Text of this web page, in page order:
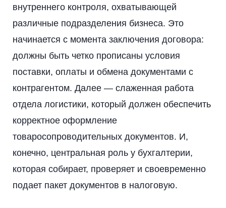
внутреннего контроля, охватывающей
различные подразделения бизнеса. Это
начинается с момента заключения договора:
должны быть четко прописаны условия
поставки, оплаты и обмена документами с
контрагентом. Далее — слаженная работа
отдела логистики, который должен обеспечить
корректное оформление
товаросопроводительных документов. И,
конечно, центральная роль у бухгалтерии,
которая собирает, проверяет и своевременно
подает пакет документов в налоговую.